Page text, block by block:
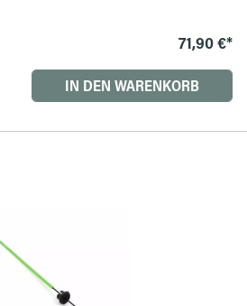
71,90 €*
IN DEN WARENKORB